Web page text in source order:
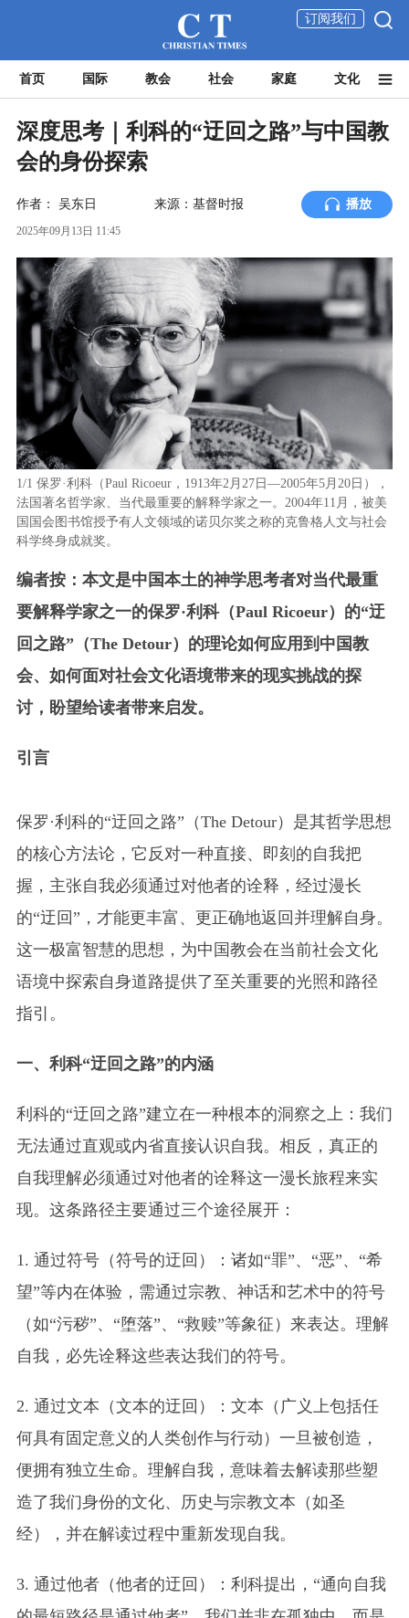
订阅我们
首页 国际 教会 社会 家庭 文化
深度思考｜利科的“迂回之路”与中国教
会的身份探索
作者： 吴东日 来源：基督时报 播放
2025年09月13日 11:45
1/1 保罗·利科（Paul Ricoeur，1913年2月27日—2005年5月20日），
法国著名哲学家、当代最重要的解释学家之一。2004年11月，被美
国国会图书馆授予有人文领域的诺贝尔奖之称的克鲁格人文与社会
科学终身成就奖。
编者按：本文是中国本土的神学思考者对当代最重
要解释学家之一的保罗·利科（Paul Ricoeur） 的“迂
回之路”（The Detour）的理论如何应用到中国教
会、如何面对社会文化语境带来的现实挑战的探
讨，盼望给读者带来启发。
引言
保罗·利科的“迂回之路”（The Detour）是其哲学思想
的核心方法论，它反对一种直接、即刻的自我把
握，主张自我必须通过对他者的诠释，经过漫长
的“迂回”，才能更丰富、更正确地返回并理解自身。
这一极富智慧的思想，为中国教会在当前社会文化
语境中探索自身道路提供了至关重要的光照和路径
指引。
一、利科“迂回之路”的内涵
利科的“迂回之路”建立在一种根本的洞察之上：我们
无法通过直观或内省直接认识自我。相反，真正的
自我理解必须通过对他者的诠释这一漫长旅程来实
现。这条路径主要通过三个途径展开：
1. 通过符号（符号的迂回）：诸如“罪”、“恶”、“希
望”等内在体验，需通过宗教、神话和艺术中的符号
（如“污秽”、“堕落”、“救赎”等象征）来表达。理解
自我，必先诠释这些表达我们的符号。
2. 通过文本（文本的迂回）：文本（广义上包括任
何具有固定意义的人类创作与行动）一旦被创造，
便拥有独立生命。理解自我，意味着去解读那些塑
造了我们身份的文化、历史与宗教文本（如圣
经），并在解读过程中重新发现自我。
3. 通过他者（他者的迂回）：利科提出，“通向自我